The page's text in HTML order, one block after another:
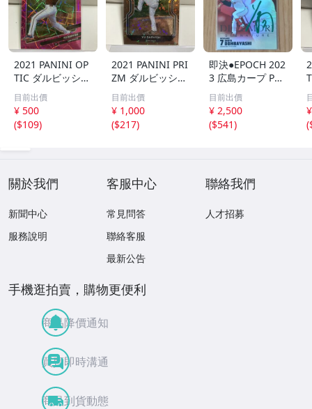
2021 PANINI OP
TIC ダルビッシュ
有 249枚限定
シリアルカード
パドレス
目前出價
¥ 500
($109)
2021 PANINI PRI
ZM ダルビッシュ
有 40枚限定
シリアルカード
パドレス
目前出價
¥ 1,000
($217)
即決●EPOCH 202
3 広島カープ PRE
MIER EDITION
堂林翔太 /5枚限
定 デコモリ緑箔
サインカード #D
目前出價
¥ 2,500
($541)
(
關於我們
新聞中心
服務說明
客服中心
常見問答
聯絡客服
最新公告
聯絡我們
人才招募
手機逛拍賣，購物更便利
商品降價通知
買賣即時溝通
商品到貨動態